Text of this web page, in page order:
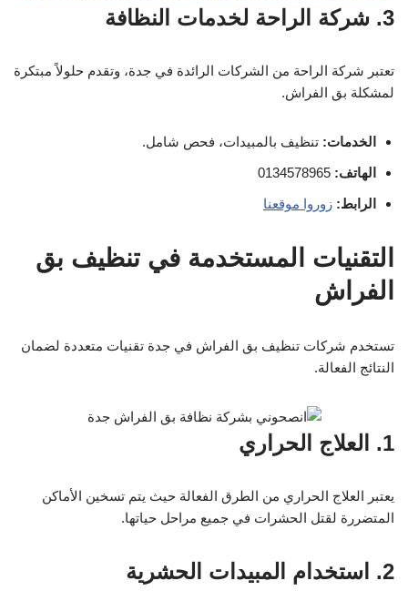
3. شركة الراحة لخدمات النظافة
تعتبر شركة الراحة من الشركات الرائدة في جدة، وتقدم حلولاً مبتكرة
لمشكلة بق الفراش.
الخدمات: تنظيف بالمبيدات، فحص شامل.
الهاتف:
الرابط: زوروا موقعنا
التقنيات المستخدمة في تنظيف بق
الفراش
تستخدم شركات تنظيف بق الفراش في جدة تقنيات متعددة لضمان
النتائج الفعالة.
1. العلاج الحراري
يعتبر العلاج الحراري من الطرق الفعالة حيث يتم تسخين الأماكن
المتضررة لقتل الحشرات في جميع مراحل حياتها.
2. استخدام المبيدات الحشرية